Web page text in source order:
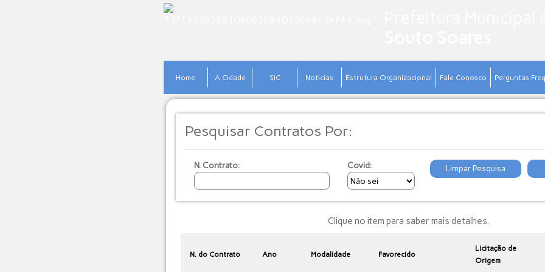
Home A Cidade SIC Notícias Estrutura Organizacional Fale Conosco Perguntas
Pesquisar Contratos Por:
N. Contrato: Covid: Limpar Pesquisa
Clique no item para saber mais detalhes.
N. do Contrato Ano Modalidade Favorecido
Licitação de
Origem